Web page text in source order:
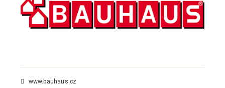
www.bauhaus.cz